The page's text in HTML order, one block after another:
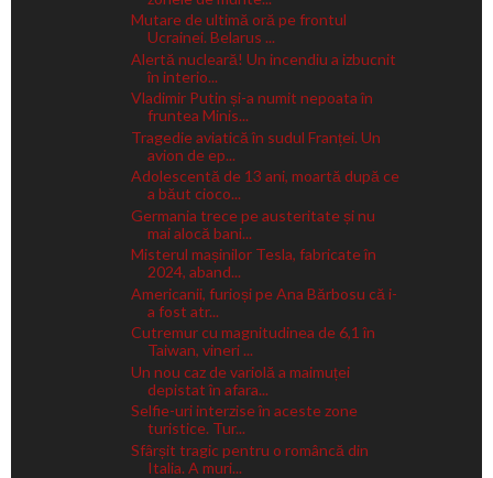
Mutare de ultimă oră pe frontul
Ucrainei. Belarus ...
Alertă nucleară! Un incendiu a izbucnit
în interio...
Vladimir Putin și-a numit nepoata în
fruntea Minis...
Tragedie aviatică în sudul Franței. Un
avion de ep...
Adolescentă de 13 ani, moartă după ce
a băut cioco...
Germania trece pe austeritate și nu
mai alocă bani...
Misterul mașinilor Tesla, fabricate în
2024, aband...
Americanii, furioși pe Ana Bărbosu că i-
a fost atr...
Cutremur cu magnitudinea de 6,1 în
Taiwan, vineri ...
Un nou caz de variolă a maimuței
depistat în afara...
Selfie-uri interzise în aceste zone
turistice. Tur...
Sfârșit tragic pentru o româncă din
Italia. A muri...